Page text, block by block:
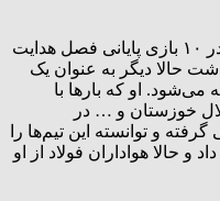
عبدالله ویسی سرمربی فولادی‌ها که در ۱۰ بازی پایانی فصل هدایت
حالا دیگر به عنوان یک
او که بارها با
خوزستان و … در
و توانسته این تیم‌ها را
و حالا هواداران فولاد از او